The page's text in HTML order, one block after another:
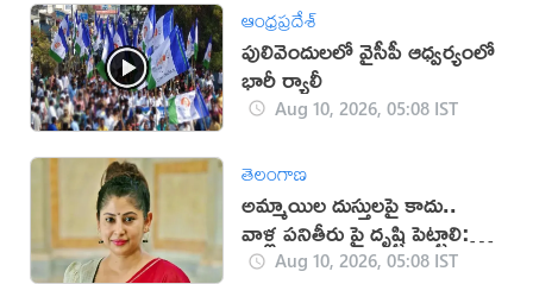
ఆంధ్రప్రదేశ్
పులివెందులలో వైసీపీ ఆధ్వర్యంలో
భారీ ర్యాలీ
Aug 10, 2026, 05:08 IST
తెలంగాణ
అమ్మాయిల దుస్తులపై కాదు..
వాళ్ల పనితీరు పై దృష్టి పెట్టాలి:
స్మీతా సబర్వాల్
Aug 10, 2026, 05:08 IST